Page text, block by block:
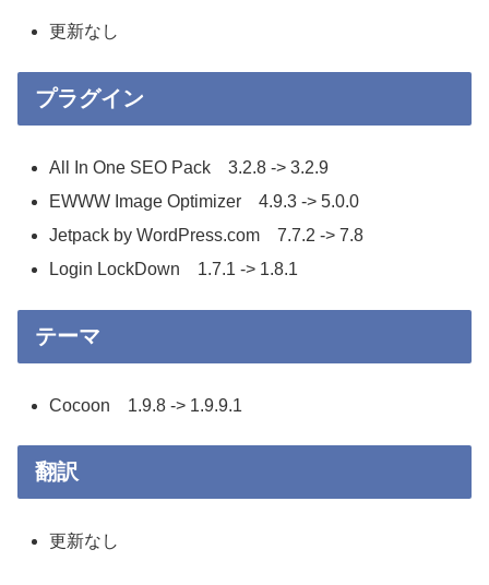
更新なし
プラグイン
All In One SEO Pack 3.2.8 -> 3.2.9
EWWW Image Optimizer 4.9.3 -> 5.0.0
Jetpack by WordPress.com 7.7.2 -> 7.8
Login LockDown 1.7.1 -> 1.8.1
テーマ
Cocoon 1.9.8 -> 1.9.9.1
翻訳
更新なし